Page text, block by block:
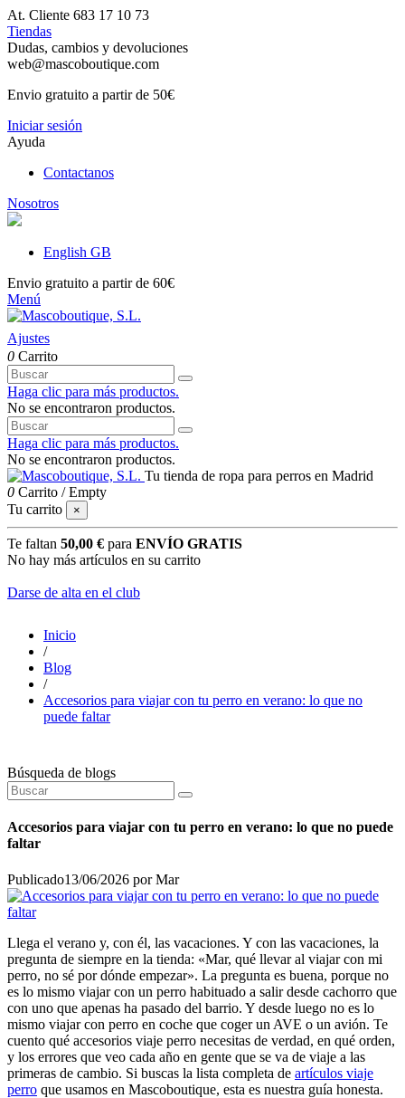
At. Cliente 683 17 10 73
Tiendas
Dudas, cambios y devoluciones
web@mascoboutique.com
Envio gratuito a partir de 50€
Iniciar sesión
Ayuda
Contactanos
Nosotros
English GB
Envio gratuito a partir de 60€
Menú
Ajustes
0 Carrito
Haga clic para más productos.
No se encontraron productos.
Haga clic para más productos.
No se encontraron productos.
Tu tienda de ropa para perros en Madrid
0 Carrito /Empty
Tu carrito
×
Te faltan 50,00 € para ENVÍO GRATIS
No hay más artículos en su carrito
Darse de alta en el club
Inicio
/
Blog
/
Accesorios para viajar con tu perro en verano: lo que no
puede faltar
Búsqueda de blogs
Accesorios para viajar con tu perro en verano: lo que no puede
faltar
Publicado13/06/2026 por Mar
Llega el verano y, con él, las vacaciones. Y con las vacaciones, la
pregunta de siempre en la tienda: «Mar, qué llevar al viajar con mi
perro, no sé por dónde empezar». La pregunta es buena, porque no
es lo mismo viajar con un perro habituado a salir desde cachorro que
con uno que apenas ha pasado del barrio. Y desde luego no es lo
mismo viajar con perro en coche que coger un AVE o un avión. Te
cuento qué accesorios viaje perro necesitas de verdad, en qué orden,
y los errores que veo cada año en gente que se va de viaje a las
primeras de cambio. Si buscas la lista completa de artículos viaje
perro que usamos en Mascoboutique, esta es nuestra guía honesta.